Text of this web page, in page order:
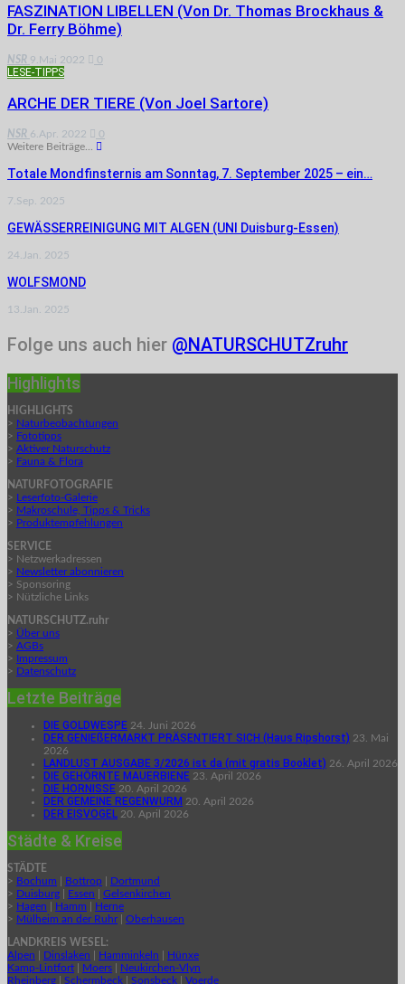
FASZINATION LIBELLEN (von Dr. Thomas Brockhaus &
Dr. Ferry Böhme)
NSR 9.Mai 2022 0
LESE-TIPPS
ARCHE DER TIERE (von Joel Sartore)
NSR 6.Apr. 2022
0
Weitere Beiträge...
Totale Mondfinsternis am Sonntag, 7. September 2025 – ein…
7.Sep. 2025
GEWÄSSERREINIGUNG MIT ALGEN (UNI Duisburg-Essen)
24.Jan. 2025
WOLFSMOND
13.Jan. 2025
Folge uns auch hier @NATURSCHUTZruhr
Highlights
HIGHLIGHTS
> Naturbeobachtungen
> Fototipps
> Aktiver Naturschutz
> Fauna & Flora
NATURFOTOGRAFIE
> Leserfoto-Galerie
> Makroschule, Tipps & Tricks
> Produktempfehlungen
SERVICE
> Netzwerkadressen
> Newsletter abonnieren
> Sponsoring
> Nützliche Links
NATURSCHUTZ.ruhr
> Über uns
> AGBs
> Impressum
> Datenschutz
Letzte Beiträge
DIE GOLDWESPE 24. Juni 2026
DER GENIEßERMARKT PRÄSENTIERT SICH (Haus Ripshorst) 23. Mai
2026
LANDLUST AUSGABE 3/2026 ist da (mit gratis Booklet) 26. April 2026
DIE GEHÖRNTE MAUERBIENE 23. April 2026
DIE HORNISSE 20. April 2026
DER GEMEINE REGENWURM 20. April 2026
DER EISVOGEL 20. April 2026
Städte & Kreise
STÄDTE
> Bochum Bottrop
Dortmund
> Duisburg Essen
Gelsenkirchen
> Hagen Hamm
Herne
> Mülheim an der Ruhr| Oberhausen
LANDKREIS WESEL:
Alpen
Dinslaken Hamminkeln
Hünxe
Kamp-Lintfort
Moers
Neukirchen-Vlyn
Rheinberg
Schermbeck Sonsbeck Voerde